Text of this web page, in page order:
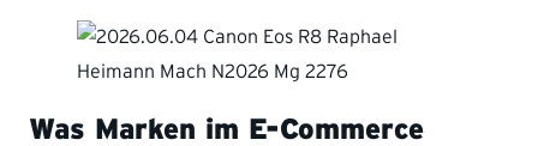
Was Marken im E-Commerce